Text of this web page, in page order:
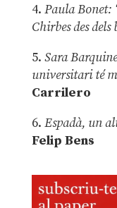
4. Paula Bonet:
Chirbes des
5. Sara
universitari té
Carrilero
6. Espadà, un
Felip Bens